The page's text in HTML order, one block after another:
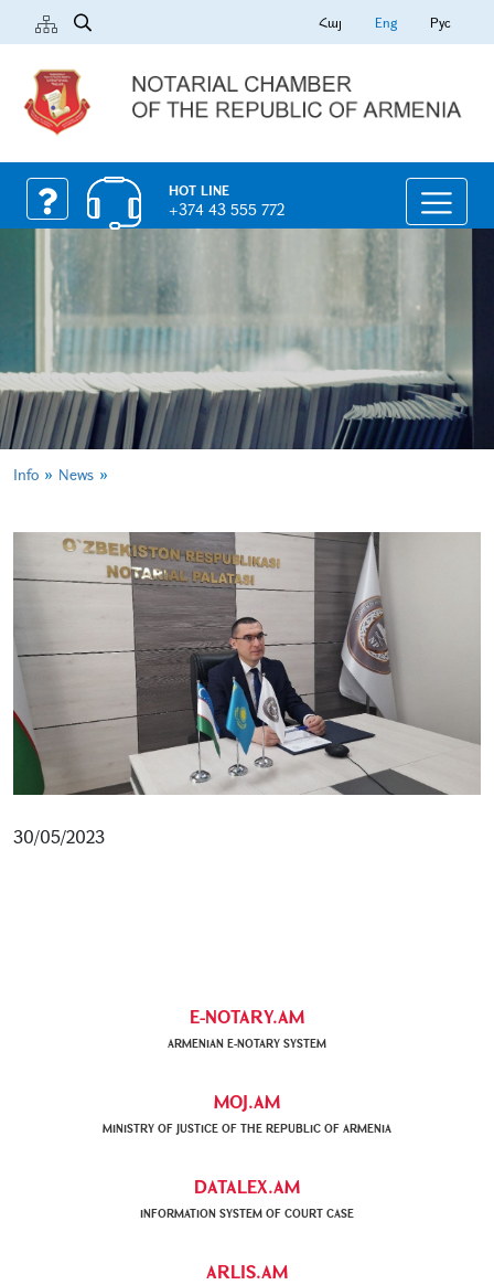
Հայ Eng Рус
HOT LINE
+374 43 555 772
Info » News »
30/05/2023
E-NOTARY.AM
ARMENIAN Е-NOTARY SYSTEM
MOJ.AM
MINISTRY OF JUSTICE OF THE REPUBLIC OF ARMENIA
DATALEX.AM
INFORMATION SYSTEM OF COURT CASE
ARLIS.AM